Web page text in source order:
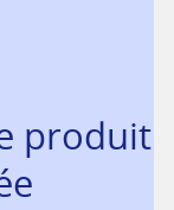
produit